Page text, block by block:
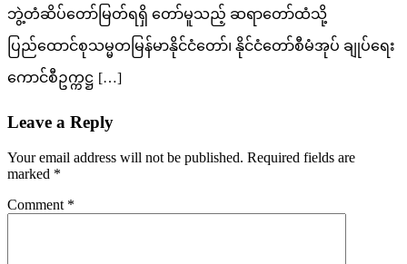
ဘွဲ့တံဆိပ်တော်မြတ်ရရှိ တော်မူသည့် ဆရာတော်ထံသို့
ပြည်ထောင်စုသမ္မတမြန်မာနိုင်ငံတော်၊ နိုင်ငံတော်စီမံအုပ် ချုပ်ရေး
ကောင်စီဥက္ကဋ္ဌ […]
Leave a Reply
Your email address will not be published. Required fields are
marked *
Comment *